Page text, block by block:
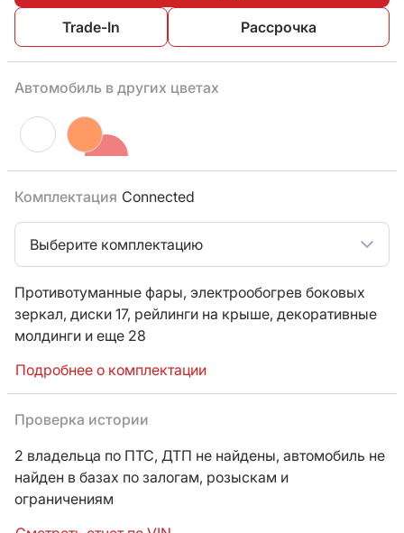
Trade-In Рассрочка
Автомобиль в других цветах
Комплектация Connected
Выберите комплектацию
Противотуманные фары, электрообогрев боковых
зеркал, диски 17, рейлинги на крыше, декоративные
молдинги и еще 28
Подробнее о комплектации
Проверка истории
2 владельца по ПТС, ДТП не найдены, автомобиль не
найден в базах по залогам, розыскам и
ограничениям